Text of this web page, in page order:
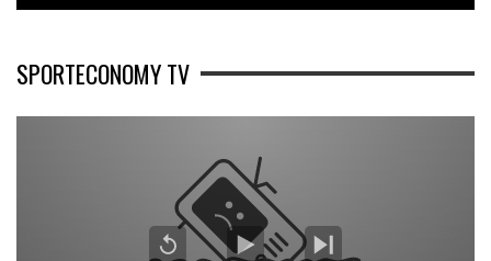
SPORTECONOMY TV